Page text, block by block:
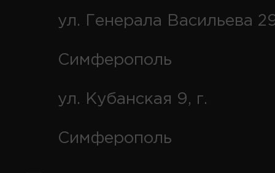
ул. Генерала Васильева
Симферополь
ул. Кубанская 9, г.
Симферополь